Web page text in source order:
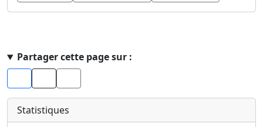
Partager cette page sur :
Facebook
Statistiques